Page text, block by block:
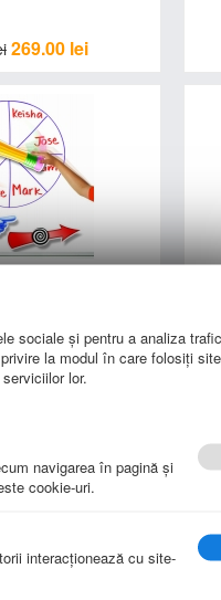
269.00 lei
lei
sociale și pentru a analiza
la modul în care folosiți
lor.
navigarea în pagină şi
cookie-uri.
interacţionează cu site-